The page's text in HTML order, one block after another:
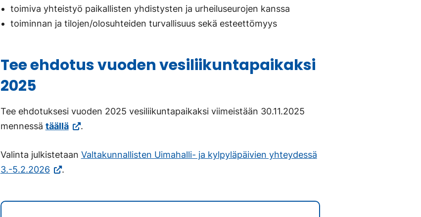
toimiva yhteistyö paikallisten yhdistysten ja urheiluseurojen kanssa
toiminnan ja tilojen/olosuhteiden turvallisuus sekä esteettömyys
Tee ehdotus vuoden vesiliikuntapaikaksi
2025
Tee ehdotuksesi vuoden 2025 vesiliikuntapaikaksi viimeistään 30.11.2025
mennessä täällä .
Valinta julkistetaan Valtakunnallisten Uimahalli- ja kylpyläpäivien yhteydessä
3.-5.2.2026(Vieraile
sivustolla.
.